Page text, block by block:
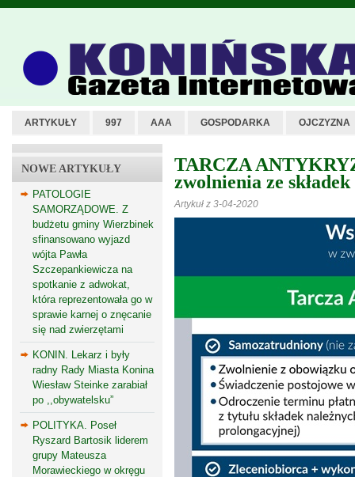
ARTYKUŁY 997 AAA GOSPODARKA OJCZYZNA
NOWE ARTYKUŁY
PATOLOGIE
SAMORZĄDOWE. Z
budżetu gminy Wierzbinek
sfinansowano wyjazd
wójta Pawła
Szczepankiewicza na
spotkanie z adwokat,
która reprezentowała go w
sprawie karnej o znęcanie
się nad zwierzętami
KONIN. Lekarz i były
radny Rady Miasta Konina
Wiesław Steinke zarabiał
po ,,obywatelsku”
POLITYKA. Poseł
Ryszard Bartosik liderem
grupy Mateusza
Morawieckiego w okręgu
TARCZA
zwolnienia ze
Artykuł z 3-04-2020